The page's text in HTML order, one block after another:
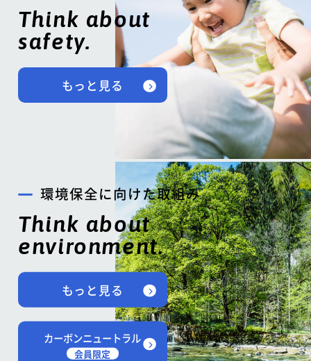
Think about
safety.
もっと見る
環境保全に向けた取組み
Think about
environment.
もっと見る
カーボンニュートラル
会員限定